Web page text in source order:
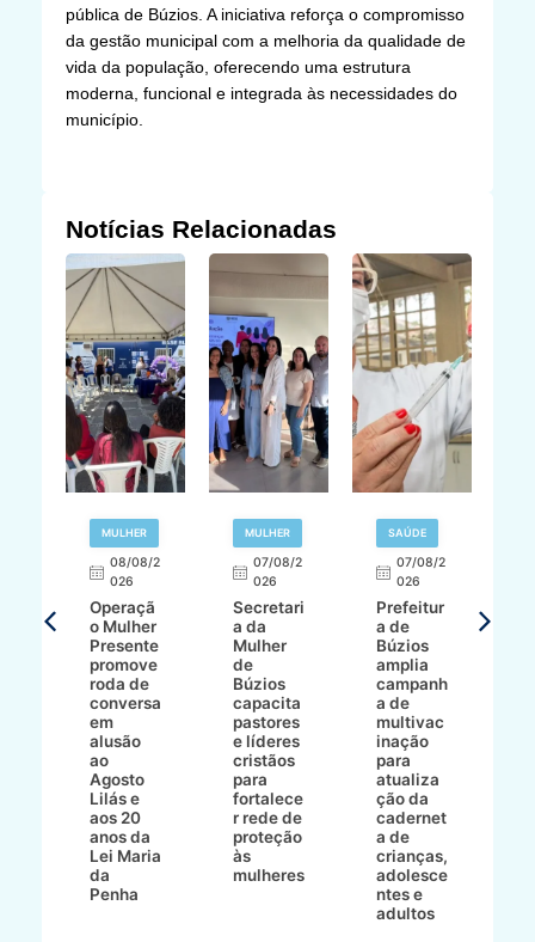
pública de Búzios. A iniciativa reforça o compromisso
da gestão municipal com a melhoria da qualidade de
vida da população, oferecendo uma estrutura
moderna, funcional e integrada às necessidades do
município.
Notícias Relacionadas
MULHER
08/08/2
026
Operaçã
o Mulher
Presente
promove
roda de
conversa
em
alusão
ao
Agosto
Lilás e
aos 20
anos da
Lei Maria
da
Penha
MULHER
07/08/2
026
Secretari
a da
Mulher
de
Búzios
capacita
pastores
e líderes
cristãos
para
fortalece
r rede de
proteção
às
mulheres
SAÚDE
07/08/2
026
Prefeitur
a de
Búzios
amplia
campanh
a de
multivac
inação
para
atualiza
ção da
cadernet
a de
crianças,
adolesce
ntes e
adultos